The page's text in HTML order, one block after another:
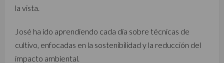
la vista.
José ha ido aprendiendo cada día sobre técnicas de
cultivo, enfocadas en la sostenibilidad y la reducción del
impacto ambiental.